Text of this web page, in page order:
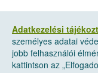
Adatkezelési
személyes adatai
jobb felhasználói
kattintson az